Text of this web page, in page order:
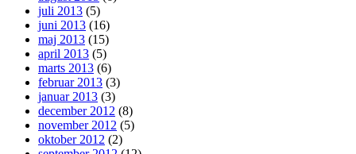
juli 2013 (5)
juni 2013 (16)
maj 2013 (15)
april 2013 (5)
marts 2013 (6)
februar 2013 (3)
januar 2013 (3)
december 2012 (8)
november 2012 (5)
oktober 2012 (2)